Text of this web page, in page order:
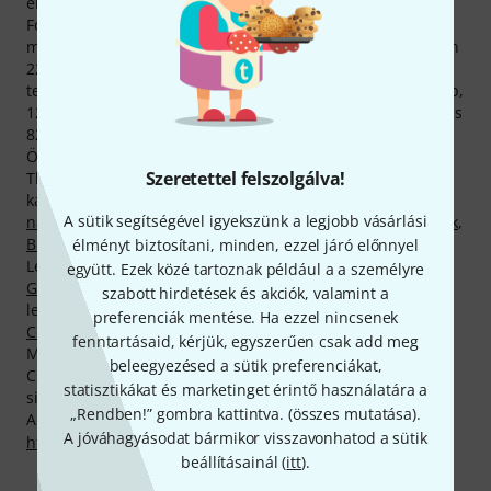
Szeretettel felszolgálva!
A sütik segítségével igyekszünk a legjobb vásárlási
élményt biztosítani, minden, ezzel járó előnnyel
együtt. Ezek közé tartoznak például a a személyre
szabott hirdetések és akciók, valamint a
preferenciák mentése. Ha ezzel nincsenek
fenntartásaid, kérjük, egyszerűen csak add meg
beleegyezésed a sütik preferenciákat,
statisztikákat és marketinget érintő használatára a
„Rendben!” gombra kattintva. (összes mutatása).
A jóváhagyásodat bármikor visszavonhatod a sütik
beállításainál (itt).
Fontosnak tartjuk vásárlóink legátfogóbb tájékoztatását
minden Conrad Götz-termékről, oldalunkon ezért összesen
2273, Conrad Götz-termékeket bemutató médiatartalom,
tesztbeszámoló és értékelés található, köztük 1311 fénykép,
129 különböző 360 fokos, zoomolható kép, 12 hangminta és
821 vásárlói értékelés.
Összesen 61 Conrad Götz-termék tartózkodik jelenleg a
Thomann legkeresettebb termékei közt, az alábbi
kategóriákban:
nagybőgőhöz,Farkashang-fogók csellóhoz,Hegedűgombok,
Brácsaálltartók ,Hegedűkulcsokés Csellókulcsok.
Legtöbbször eladott Conrad Götz-termékünk neveConrad
Götz Heritage Cantonate 136 Violin. Minden idők
legkeresettebbje az eddig 5.000 vásárlónk által hazavitt
Conrad Götz ZW 96 Peg Soap
Most még olcsóbban tehetsz szert Conrad Götz-holmikra!
Csak az elmúlt 90 napban 78 Conrad Götz-termék árát
sikerült áramvonalasítanunk.
A gyártóval kapcsolatban itt találsz bővebb tájékoztatást:
http://www.gotzmusic.de